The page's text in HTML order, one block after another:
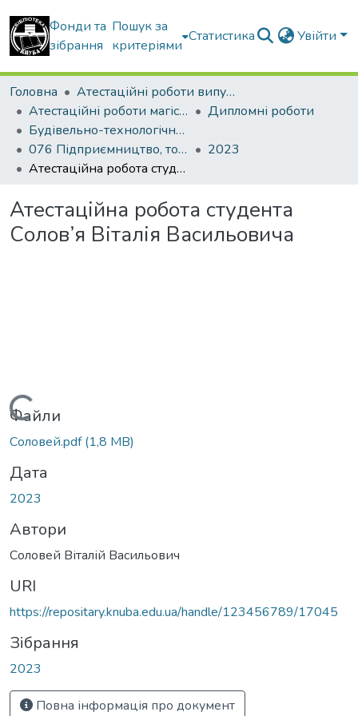
Фонди та
зібрання
Пошук за
критеріями
Статистика Увійти
Головна
Атестаційні роботи випускників
Атестаційні роботи магістрів
Дипломні роботи
Будівельно-технологічний факультет
076 Підприємництво, торгівля та біржова діяльність. Товарознавство і комерційна діяльність
2023
Атестаційна робота студента Солов’я Віталія Васильовича
Атестаційна робота студента
Солов’я Віталія Васильовича
Вантажиться...
Файли
Соловей.pdf(1,8 MB)
Дата
2023
Автори
Соловей Віталій Васильович
URI
https://repositary.knuba.edu.ua/handle/123456789/17045
Зібрання
2023
Повна інформація про документ